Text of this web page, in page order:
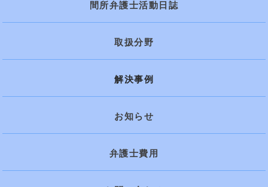
間所弁護士活動日誌
取扱分野
解決事例
お知らせ
弁護士費用